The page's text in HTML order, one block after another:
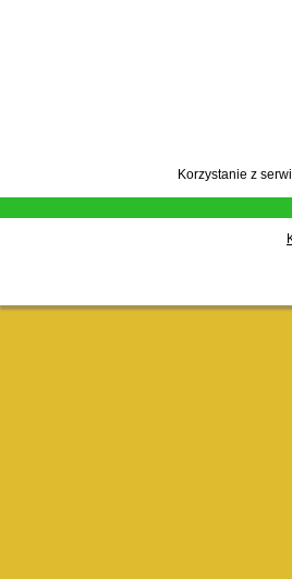
Korzystanie z